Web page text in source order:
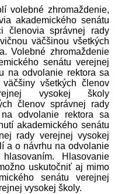
volebné zhromaždenie,
akademického senátu
členovia správnej rady
väčšinou všetkých
Volebné zhromaždenie
senátu verejnej
na odvolanie rektora sa
všetkých členov
vysokej školy
členov správnej rady
odvolanie rektora sa
akademického senátu
rady verejnej vysokej
a o návrhu na odvolanie
Hlasovanie
uskutočniť aj mimo
senátu verejnej
vysokej školy.